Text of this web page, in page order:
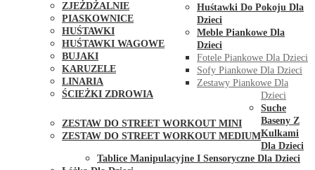
ZJEŻDŻALNIE
PIASKOWNICE
HUŚTAWKI
HUŚTAWKI WAGOWE
BUJAKI
KARUZELE
LINARIA
ŚCIEŻKI ZDROWIA
ZESTAW DO STREET WORKOUT MINI
ZESTAW DO STREET WORKOUT MEDIUM
Huśtawki Do Pokoju Dla
Dzieci
Meble Piankowe Dla
Dzieci
Fotele Piankowe Dla Dzieci
Sofy Piankowe Dla Dzieci
Zestawy Piankowe Dla
Dzieci
Suche
Baseny Z
Kulkami
Dla Dzieci
Tablice Manipulacyjne I Sensoryczne Dla Dzieci